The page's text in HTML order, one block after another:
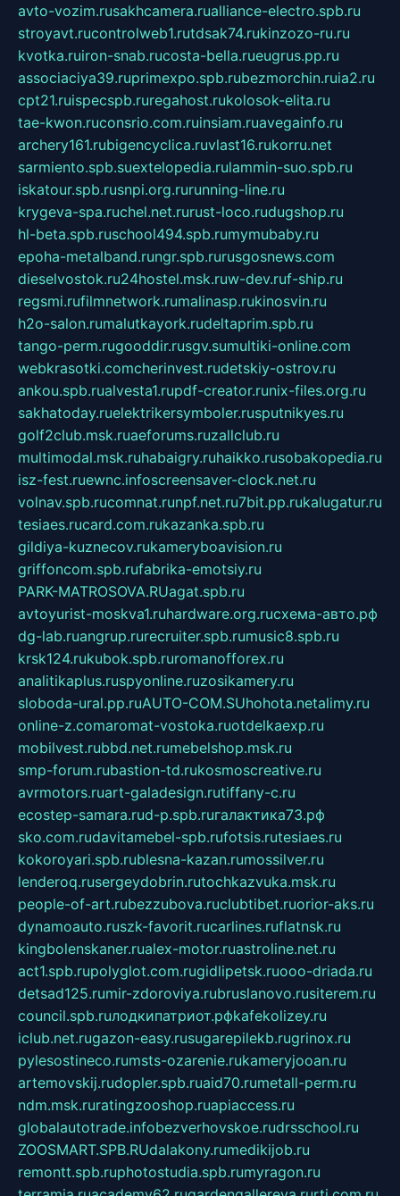
avto-vozim.rusakhcamera.rualliance-electro.spb.ru
stroyavt.rucontrolweb1.rutdsak74.rukinzozo-ru.ru
kvotka.ruiron-snab.rucosta-bella.rueugrus.pp.ru
associaciya39.ruprimexpo.spb.rubezmorchin.ruia2.ru
cpt21.ruispecspb.ruregahost.rukolosok-elita.ru
tae-kwon.ruconsrio.com.ruinsiam.ruavegainfo.ru
archery161.rubigencyclica.ruvlast16.rukorru.net
sarmiento.spb.suextelopedia.rulammin-suo.spb.ru
iskatour.spb.rusnpi.org.rurunning-line.ru
krygeva-spa.ruchel.net.rurust-loco.rudugshop.ru
hl-beta.spb.ruschool494.spb.rumymubaby.ru
epoha-metalband.rungr.spb.rurusgosnews.com
dieselvostok.ru24hostel.msk.ruw-dev.ruf-ship.ru
regsmi.rufilmnetwork.rumalinasp.rukinosvin.ru
h2o-salon.rumalutkayork.rudeltaprim.spb.ru
tango-perm.rugooddir.rusgv.sumultiki-online.com
webkrasotki.comcherinvest.rudetskiy-ostrov.ru
ankou.spb.rualvesta1.rupdf-creator.runix-files.org.ru
sakhatoday.ruelektrikersymboler.rusputnikyes.ru
golf2club.msk.ruaeforums.ruzallclub.ru
multimodal.msk.ruhabaigry.ruhaikko.rusobakopedia.ru
isz-fest.ruewnc.infoscreensaver-clock.net.ru
volnav.spb.rucomnat.runpf.net.ru7bit.pp.rukalugatur.ru
tesiaes.rucard.com.rukazanka.spb.ru
gildiya-kuznecov.rukameryboavision.ru
griffoncom.spb.rufabrika-emotsiy.ru
PARK-MATROSOVA.RUagat.spb.ru
avtoyurist-moskva1.ruhardware.org.ruсхема-авто.рф
dg-lab.ruangrup.rurecruiter.spb.rumusic8.spb.ru
krsk124.rukubok.spb.ruromanofforex.ru
analitikaplus.ruspyonline.ruzosikamery.ru
sloboda-ural.pp.ruAUTO-COM.SUhohota.netalimy.ru
online-z.comaromat-vostoka.ruotdelkaexp.ru
mobilvest.rubbd.net.rumebelshop.msk.ru
smp-forum.rubastion-td.rukosmoscreative.ru
avrmotors.ruart-galadesign.rutiffany-c.ru
ecostep-samara.rud-p.spb.ruгалактика73.рф
sko.com.rudavitamebel-spb.rufotsis.rutesiaes.ru
kokoroyari.spb.rublesna-kazan.rumossilver.ru
lenderoq.rusergeydobrin.rutochkazvuka.msk.ru
people-of-art.rubezzubova.ruclubtibet.ruorior-aks.ru
dynamoauto.ruszk-favorit.rucarlines.ruflatnsk.ru
kingbolenskaner.rualex-motor.ruastroline.net.ru
act1.spb.rupolyglot.com.rugidlipetsk.ruooo-driada.ru
detsad125.rumir-zdoroviya.rubruslanovo.rusiterem.ru
council.spb.ruлодкипатриот.рфkafekolizey.ru
iclub.net.rugazon-easy.rusugarepilekb.rugrinox.ru
pylesostineco.rumsts-ozarenie.rukameryjooan.ru
artemovskij.rudopler.spb.ruaid70.rumetall-perm.ru
ndm.msk.ruratingzooshop.ruapiaccess.ru
globalautotrade.infobezverhovskoe.rudrsschool.ru
ZOOSMART.SPB.RUdalakony.rumedikijob.ru
remontt.spb.ruphotostudia.spb.rumyragon.ru